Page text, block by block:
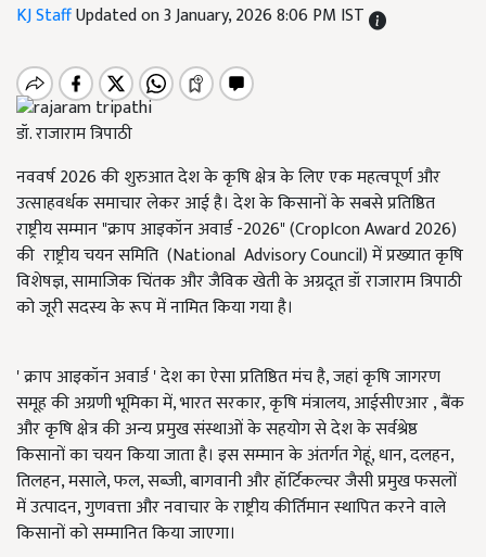
KJ StaffUpdated on 3 January, 2026 8:06 PM IST
डॉ. राजाराम त्रिपाठी
नववर्ष 2026 की शुरुआत देश के कृषि क्षेत्र के लिए एक महत्वपूर्ण और
उत्साहवर्धक समाचार लेकर आई है। देश के किसानों के सबसे प्रतिष्ठित
राष्ट्रीय सम्मान "क्राप आइकॉन अवार्ड -2026" (CropIcon Award 2026)
की राष्ट्रीय चयन समिति (National Advisory Council) में प्रख्यात कृषि
विशेषज्ञ, सामाजिक चिंतक और जैविक खेती के अग्रदूत डॉ राजाराम त्रिपाठी
को जूरी सदस्य के रूप में नामित किया गया है।
' क्राप आइकॉन अवार्ड ' देश का ऐसा प्रतिष्ठित मंच है, जहां कृषि जागरण
समूह की अग्रणी भूमिका में, भारत सरकार, कृषि मंत्रालय, आईसीएआर , बैंक
और कृषि क्षेत्र की अन्य प्रमुख संस्थाओं के सहयोग से देश के सर्वश्रेष्ठ
किसानों का चयन किया जाता है। इस सम्मान के अंतर्गत गेहूं, धान, दलहन,
तिलहन, मसाले, फल, सब्जी, बागवानी और हॉर्टिकल्चर जैसी प्रमुख फसलों
में उत्पादन, गुणवत्ता और नवाचार के राष्ट्रीय कीर्तिमान स्थापित करने वाले
किसानों को सम्मानित किया जाएगा।